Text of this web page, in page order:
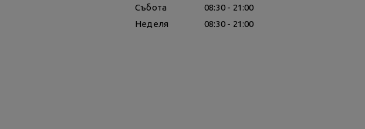
Събота
08:30 - 21:00
Неделя
08:30 - 21:00